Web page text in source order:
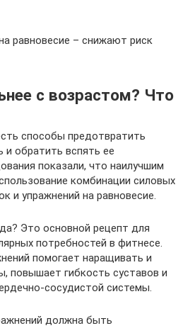
равновесие – снижают риск
с возрастом? Что
способы предотвратить
и обратить вспять ее
показали, что наилучшим
комбинации силовых
и упражнений на равновесие.
Это основной рецепт для
потребностей в фитнесе.
помогает наращивать и
повышает гибкость суставов и
сосудистой системы.
должна быть